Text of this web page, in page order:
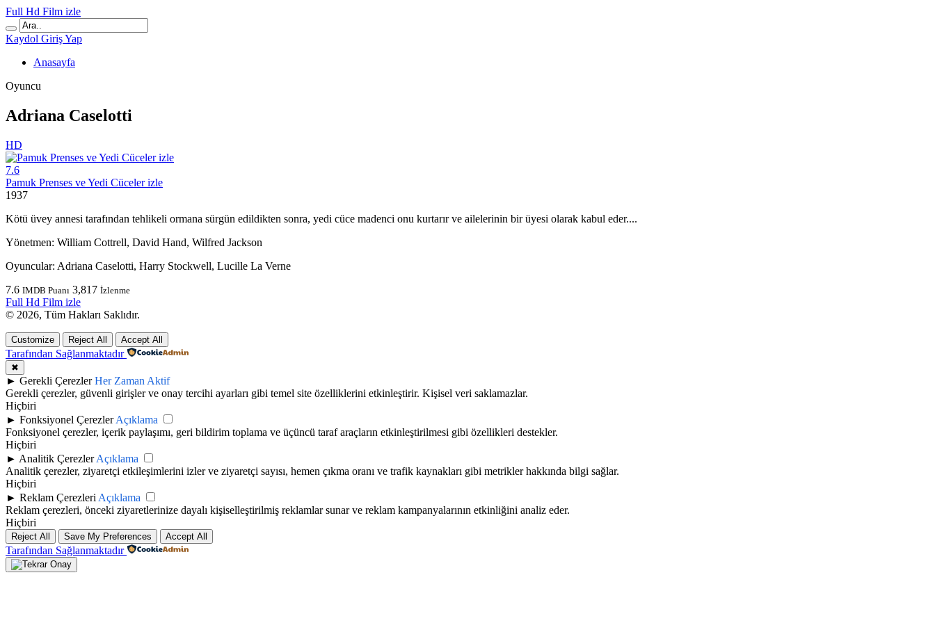
Full Hd Film izle
Kaydol Giriş Yap
Anasayfa
Oyuncu
Adriana Caselotti
HD
7.6
Pamuk Prenses ve Yedi Cüceler izle
1937
Kötü üvey annesi tarafından tehlikeli ormana sürgün edildikten sonra, yedi cüce madenci onu kurtarır ve ailelerinin bir üyesi olarak kabul eder....
Yönetmen: William Cottrell, David Hand, Wilfred Jackson
Oyuncular: Adriana Caselotti, Harry Stockwell, Lucille La Verne
7.6 IMDB Puanı 3,817 İzlenme
Full Hd Film izle
© 2026, Tüm Hakları Saklıdır.
Customize Reject All Accept All
Tarafından Sağlanmaktadır
✖
► Gerekli Çerezler Her Zaman Aktif
Gerekli çerezler, güvenli girişler ve onay tercihi ayarları gibi temel site özelliklerini etkinleştirir. Kişisel veri saklamazlar.
Hiçbiri
► Fonksiyonel Çerezler Açıklama
Fonksiyonel çerezler, içerik paylaşımı, geri bildirim toplama ve üçüncü taraf araçların etkinleştirilmesi gibi özellikleri destekler.
Hiçbiri
► Analitik Çerezler Açıklama
Analitik çerezler, ziyaretçi etkileşimlerini izler ve ziyaretçi sayısı, hemen çıkma oranı ve trafik kaynakları gibi metrikler hakkında bilgi sağlar.
Hiçbiri
► Reklam Çerezleri Açıklama
Reklam çerezleri, önceki ziyaretlerinize dayalı kişiselleştirilmiş reklamlar sunar ve reklam kampanyalarının etkinliğini analiz eder.
Hiçbiri
Reject All Save My Preferences Accept All
Tarafından Sağlanmaktadır